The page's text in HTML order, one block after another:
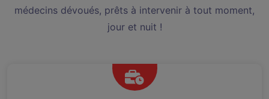
médecins dévoués, prêts à intervenir à tout moment,
jour et nuit !